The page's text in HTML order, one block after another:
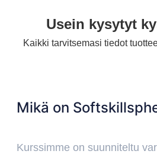
Usein kysytyt
Kaikki tarvitsemasi tiedot
Mikä on
Kurssimme on suunniteltu